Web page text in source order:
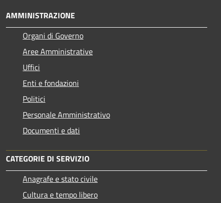
AMMINISTRAZIONE
Organi di Governo
Aree Amministrative
Uffici
Enti e fondazioni
Politici
Personale Amministrativo
Documenti e dati
CATEGORIE DI SERVIZIO
Anagrafe e stato civile
Cultura e tempo libero